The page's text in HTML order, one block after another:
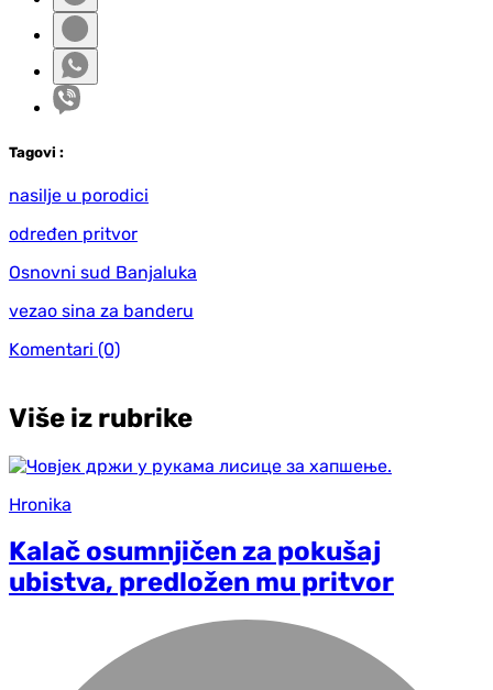
Tagovi :
nasilje u porodici
određen pritvor
Osnovni sud Banjaluka
vezao sina za banderu
Komentari (0)
Više iz rubrike
Hronika
Kalač osumnjičen za pokušaj
ubistva, predložen mu pritvor